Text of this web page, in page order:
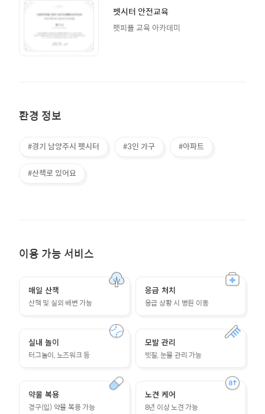
펫시터 안전교육
펫피플 교육 아카데미
환경 정보
#경기 남양주시 펫시터 #3인 가구 #아파트
#산책로 있어요
이용 가능 서비스
매일 산책
산책 및 실외 배변 가능
응급 처치
응급 상황 시 병원 이동
실내 놀이
터그놀이, 노즈워크 등
모발 관리
빗질, 눈물 관리 가능
약물 복용
경구(입) 약물 복용 가능
노견 케어
8년 이상 노견 가능